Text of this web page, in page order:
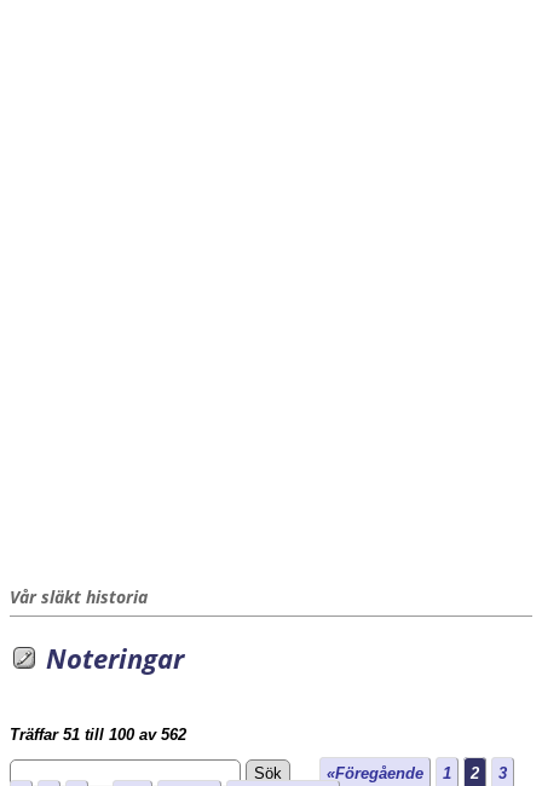
Vår släkt historia
Noteringar
Träffar 51 till 100 av 562
«Föregående 1 2
3